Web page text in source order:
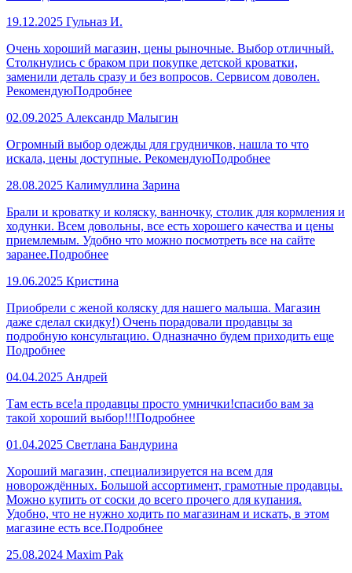
19.12.2025 Гульназ И.
Очень хороший магазин, цены рыночные. Выбор отличный.
Столкнулись с браком при покупке детской кроватки,
заменили деталь сразу и без вопросов. Сервисом доволен.
РекомендуюПодробнее
02.09.2025 Александр Малыгин
Огромный выбор одежды для грудничков, нашла то что
искала, цены доступные. РекомендуюПодробнее
28.08.2025 Калимуллина Зарина
Брали и кроватку и коляску, ванночку, столик для кормления и
ходунки. Всем довольны, все есть хорошего качества и цены
приемлемым. Удобно что можно посмотреть все на сайте
заранее.Подробнее
19.06.2025 Кристина
Приобрели с женой коляску для нашего малыша. Магазин
даже сделал скидку!) Очень порадовали продавцы за
подробную консультацию. Одназначно будем приходить еще
Подробнее
04.04.2025 Андрей
Там есть все!а продавцы просто умнички!спасибо вам за
такой хороший выбор!!!Подробнее
01.04.2025 Светлана Бандурина
Хороший магазин, специализируется на всем для
новорождённых. Большой ассортимент, грамотные продавцы.
Можно купить от соски до всего прочего для купания.
Удобно, что не нужно ходить по магазинам и искать, в этом
магазине есть все.Подробнее
25.08.2024 Maxim Pak